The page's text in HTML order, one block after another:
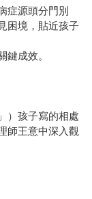
症源頭分門別
困境，貼近孩子
成效。
）孩子寫的相處
師王意中深入觀